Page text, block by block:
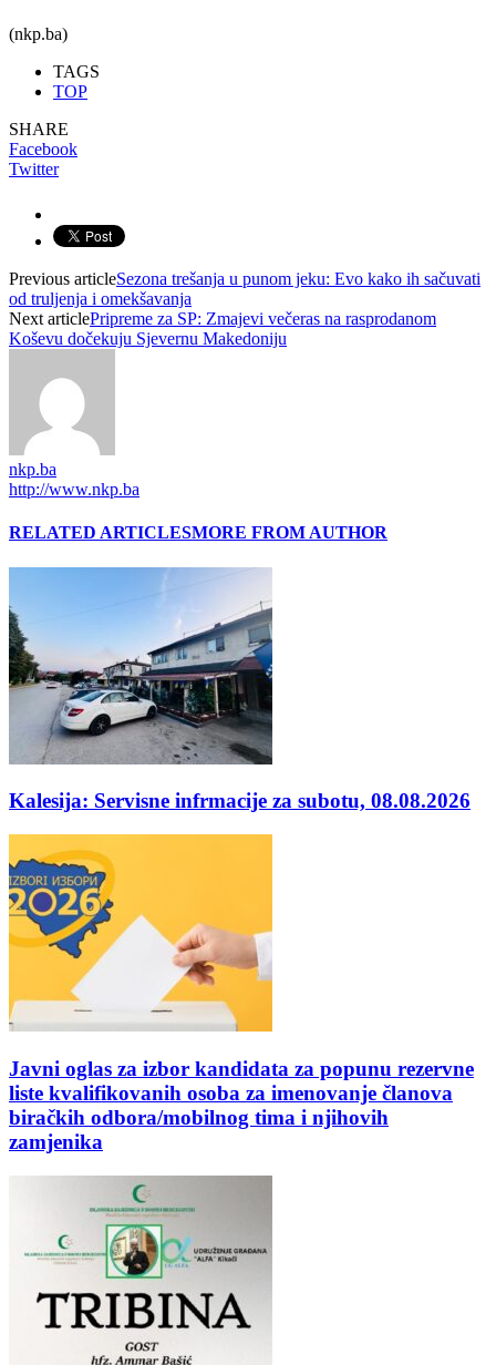
(nkp.ba)
TAGS
TOP
SHARE
Facebook
Twitter
Previous articleSezona trešanja u punom jeku: Evo kako ih sačuvati
od truljenja i omekšavanja
Next articlePripreme za SP: Zmajevi večeras na rasprodanom
Koševu dočekuju Sjevernu Makedoniju
nkp.ba
http://www.nkp.ba
RELATED ARTICLESMORE FROM AUTHOR
Kalesija: Servisne infrmacije za subotu, 08.08.2026
Javni oglas za izbor kandidata za popunu rezervne
liste kvalifikovanih osoba za imenovanje članova
biračkih odbora/mobilnog tima i njihovih
zamjenika